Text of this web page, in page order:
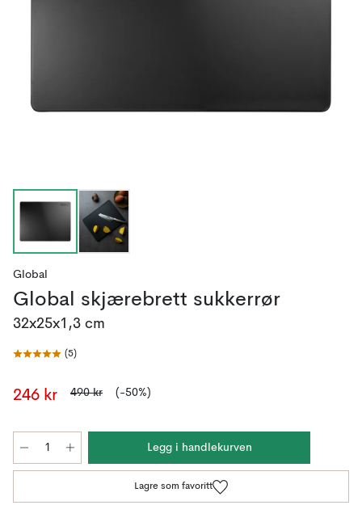
Global
Global skjærebrett sukkerrør
32x25x1,3 cm
(5)
246 kr 490 kr (-50%)
Legg i handlekurven
Lagre som favoritt